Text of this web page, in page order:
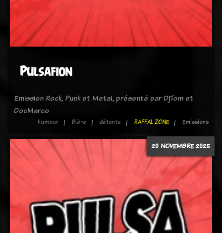
Pulsafion
Emission Rock, Punk et Metal, présenté par DjTom et
DocMarco
humour Bière détente RAFFAL ZONE Emissions
20 NOVEMBRE 2025